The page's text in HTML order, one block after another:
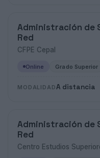
Administración de
Red
CFPE Cepal
Online Grado Superior
MODALIDADA distancia
Administración de
Red
Centro Estudios